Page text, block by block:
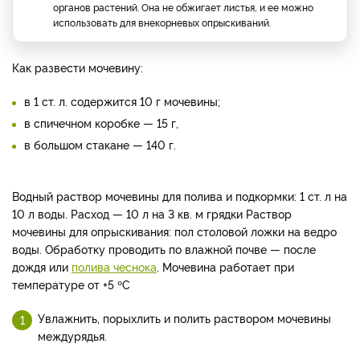
органов растений. Она не обжигает листья, и ее можно
использовать для внекорневых опрыскиваний.
Как развести мочевину:
в 1 ст. л. содержится 10 г мочевины;
в спичечном коробке — 15 г,
в большом стакане — 140 г.
Водный раствор мочевины для полива и подкормки: 1 ст. л на
10 л воды. Расход — 10 л на 3 кв. м грядки Раствор
мочевины для опрыскивания: пол столовой ложки на ведро
воды. Обработку проводить по влажной почве — после
дождя или полива чеснока . Мочевина работает при
температуре от +5 ºC
Увлажнить, порыхлить и полить раствором мочевины
междурядья.